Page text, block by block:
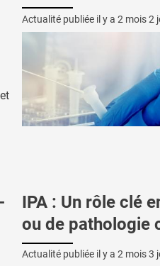
Actualité publiée il y a 2 mois 2
IPA : Un rôle clé
ou de pathologie
Actualité publiée il y a 2 mois 3